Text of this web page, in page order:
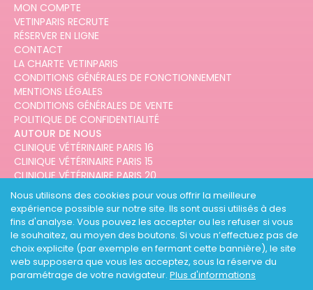
Nous utilisons des cookies pour vous offrir la meilleure
expérience possible sur notre site. Ils sont aussi utilisés à des
fins d'analyse. Vous pouvez les accepter ou les refuser si vous
le souhaitez, au moyen des boutons. Si vous n’effectuez pas de
choix explicite (par exemple en fermant cette bannière), le site
web supposera que vous les acceptez, sous la réserve du
paramétrage de votre navigateur. Plus d'informations
MON COMPTE
VETINPARIS RECRUTE
RÉSERVER EN LIGNE
CONTACT
LA CHARTE VETINPARIS
CONDITIONS GÉNÉRALES DE FONCTIONNEMENT
MENTIONS LÉGALES
CONDITIONS GÉNÉRALES DE VENTE
POLITIQUE DE CONFIDENTIALITÉ
AUTOUR DE NOUS
CLINIQUE VÉTÉRINAIRE PARIS 16
CLINIQUE VÉTÉRINAIRE PARIS 15
CLINIQUE VÉTÉRINAIRE PARIS 20
CLINIQUE VÉTÉRINAIRE PARIS 12
CLINIQUE VÉTÉRINAIRE PARIS 10
CLINIQUE VÉTÉRINAIRE PARIS 3